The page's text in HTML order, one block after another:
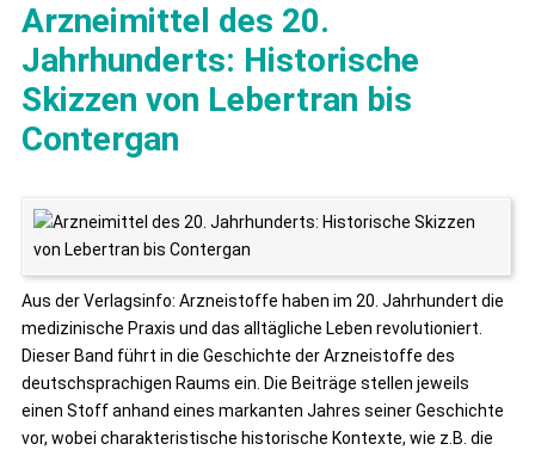
Arzneimittel des 20.
Jahrhunderts: Historische
Skizzen von Lebertran bis
Contergan
Aus der Verlagsinfo: Arzneistoffe haben im 20. Jahrhundert die
medizinische Praxis und das alltägliche Leben revolutioniert.
Dieser Band führt in die Geschichte der Arzneistoffe des
deutschsprachigen Raums ein. Die Beiträge stellen jeweils
einen Stoff anhand eines markanten Jahres seiner Geschichte
vor, wobei charakteristische historische Kontexte, wie z.B. die